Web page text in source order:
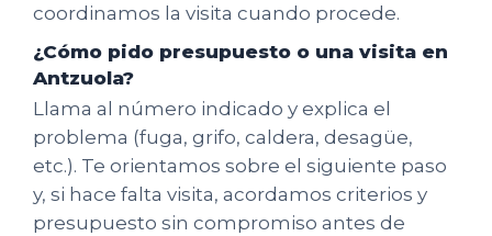
coordinamos la visita cuando procede.
¿Cómo pido presupuesto o una visita en
Antzuola?
Llama al número indicado y explica el
problema (fuga, grifo, caldera, desagüe,
etc.). Te orientamos sobre el siguiente paso
y, si hace falta visita, acordamos criterios y
presupuesto sin compromiso antes de